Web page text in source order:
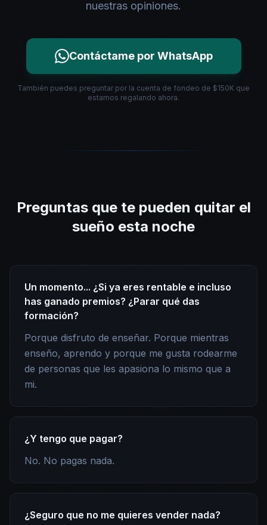
nuestras opiniones.
Contáctame por WhatsApp
También puedes preguntar por la cuenta de fondeo de $150K que
estamos regalando ahora.
Preguntas que te pueden quitar el
sueño esta noche
Un momento... ¿Si ya eres rentable e incluso
has ganado premios? ¿Parar qué das
formación?
Porque disfruto de enseñar. Porque mientras
enseño, aprendo y porque me gusta rodearme
de personas que les apasiona lo mismo que a
mi.
¿Y tengo que pagar?
No. No pagas nada.
¿Seguro que no me quieres vender nada?